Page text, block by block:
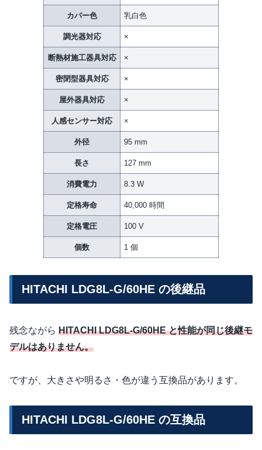
カバー色 乳白色
調光器対応 ×
断熱材施工器具対応 ×
密閉型器具対応 ×
屋外器具対応 ×
人感センサー対応 ×
外径 95 mm
長さ 127 mm
消費電力 8.3 W
定格寿命 40,000 時間
定格電圧 100 V
個数 1 個
HITACHI LDG8L-G/60HE の後継品
残念ながら HITACHI LDG8L-G/60HE と性能が同じ後継モ
デルはありません。
ですが、大きさや明るさ・色が違う互換品があります。
HITACHI LDG8L-G/60HE の互換品